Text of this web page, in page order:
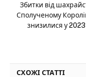
Збитки від
Сполученому
знизилися у 2023
СХОЖІ СТАТТІ